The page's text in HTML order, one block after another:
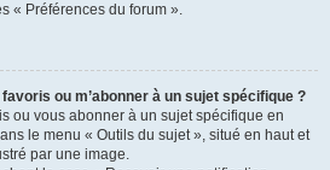
« Préférences du forum ».
ou m’abonner à un sujet spécifique ?
ou vous abonner à un sujet spécifique en
le menu « Outils du sujet », situé en haut et
par une image.